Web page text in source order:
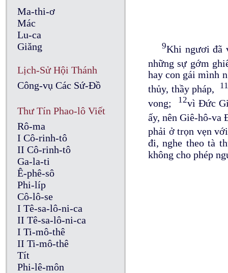
Lịch-Sử Hội Thánh
Thư Tín Phao-lô Viết
Ma-thi-ơ
Mác
Lu-ca
Giăng
Công-vụ Các Sứ-Đồ
Rô-ma
I Cô-rinh-tô
II Cô-rinh-tô
Ga-la-ti
Ê-phê-sô
Phi-líp
Cô-lô-se
I Tê-sa-lô-ni-ca
II Tê-sa-lô-ni-ca
I Ti-mô-thê
II Ti-mô-thê
Tít
Phi-lê-môn
9Khi ngươi đã
những sự gớm
hay con gái mình
thủy, thầy pháp,
vong; 12vì Đức
ấy, nên Giê-hô-
phải ở trọn vẹn
đi, nghe theo tà
không cho phép